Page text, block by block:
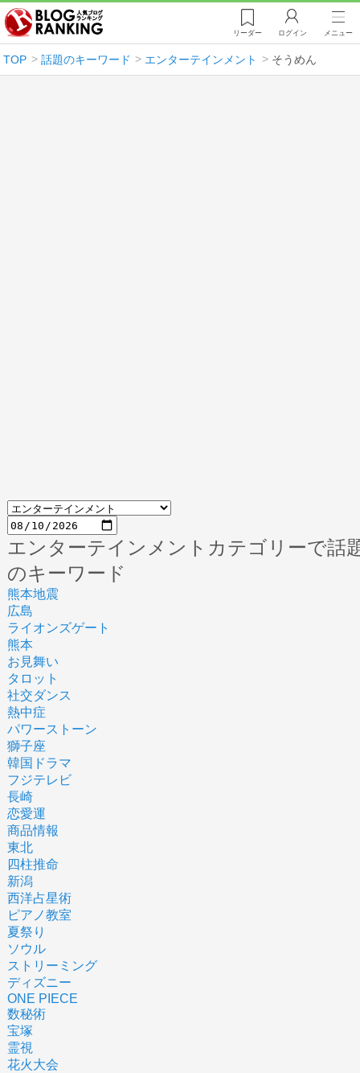
リーダー ログイン メニュー
TOP 話題のキーワード エンターテインメント そうめん
エンターテインメントカテゴリーで話
のキーワード
熊本地震
広島
ライオンズゲート
熊本
お見舞い
タロット
社交ダンス
熱中症
パワーストーン
獅子座
韓国ドラマ
フジテレビ
長崎
恋愛運
商品情報
東北
四柱推命
新潟
西洋占星術
ピアノ教室
夏祭り
ソウル
ストリーミング
ディズニー
ONE PIECE
数秘術
宝塚
霊視
花火大会